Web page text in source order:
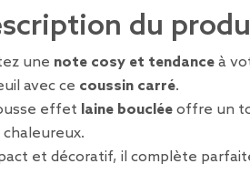
du
une note cosy et tendance à
avec ce coussin carré.
effet laine bouclée offre un
et décoratif, il complète